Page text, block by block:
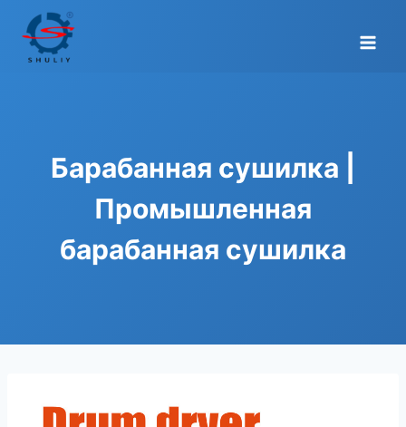
Перейти
содержимому
Барабанная сушилка |
Промышленная
барабанная сушилка